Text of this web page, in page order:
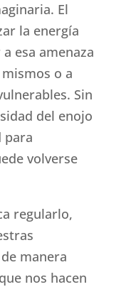
El
la energía
esa amenaza
o a
Sin
del enojo
para
volverse
regularlo,
manera
nos hacen